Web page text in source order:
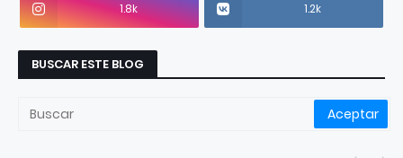
1.8k 1.2k
BUSCAR ESTE BLOG